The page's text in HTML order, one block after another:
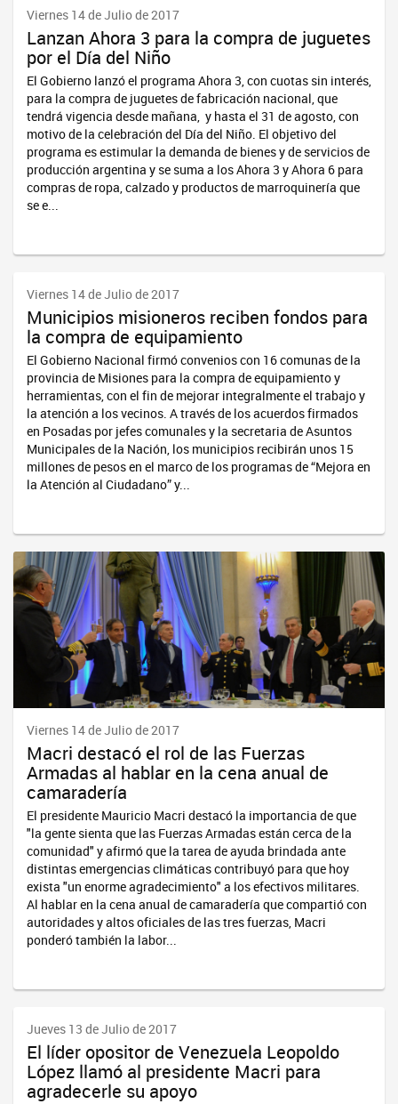
Viernes 14 de Julio de 2017
Lanzan Ahora 3 para la compra de juguetes
por el Día del Niño
El Gobierno lanzó el programa Ahora 3, con cuotas sin interés,
para la compra de juguetes de fabricación nacional, que
tendrá vigencia desde mañana, y hasta el 31 de agosto, con
motivo de la celebración del Día del Niño. El objetivo del
programa es estimular la demanda de bienes y de servicios de
producción argentina y se suma a los Ahora 3 y Ahora 6 para
compras de ropa, calzado y productos de marroquinería que
se e...
Viernes 14 de Julio de 2017
Municipios misioneros reciben fondos para
la compra de equipamiento
El Gobierno Nacional firmó convenios con 16 comunas de la
provincia de Misiones para la compra de equipamiento y
herramientas, con el fin de mejorar integralmente el trabajo y
la atención a los vecinos. A través de los acuerdos firmados
en Posadas por jefes comunales y la secretaria de Asuntos
Municipales de la Nación, los municipios recibirán unos 15
millones de pesos en el marco de los programas de “Mejora en
la Atención al Ciudadano” y...
Viernes 14 de Julio de 2017
Macri destacó el rol de las Fuerzas
Armadas al hablar en la cena anual de
camaradería
El presidente Mauricio Macri destacó la importancia de que
"la gente sienta que las Fuerzas Armadas están cerca de la
comunidad" y afirmó que la tarea de ayuda brindada ante
distintas emergencias climáticas contribuyó para que hoy
exista "un enorme agradecimiento" a los efectivos militares.
Al hablar en la cena anual de camaradería que compartió con
autoridades y altos oficiales de las tres fuerzas, Macri
ponderó también la labor...
Jueves 13 de Julio de 2017
El líder opositor de Venezuela Leopoldo
López llamó al presidente Macri para
agradecerle su apoyo